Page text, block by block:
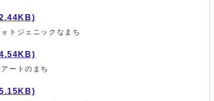
トジェニックなまち
ートのまち